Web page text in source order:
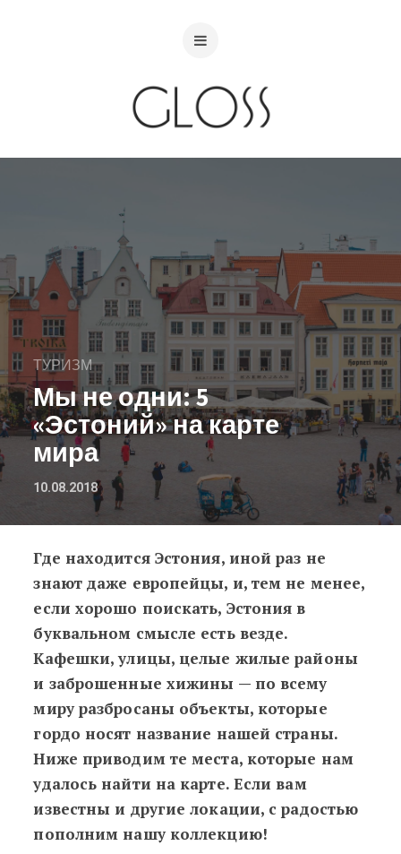
ТУРИЗМ
Мы не одни: 5
«Эстоний» на карте
мира
10.08.2018
Мы не одни: 5 «Эстоний» на карте
Где находится Эстония, иной раз не
знают даже европейцы, и, тем не менее,
если хорошо поискать, Эстония в
буквальном смысле есть везде.
Кафешки, улицы, целые жилые районы
и заброшенные хижины — по всему
миру разбросаны объекты, которые
гордо носят название нашей страны.
Ниже приводим те места, которые нам
удалось найти на карте. Если вам
известны и другие локации, с радостью
пополним нашу коллекцию!